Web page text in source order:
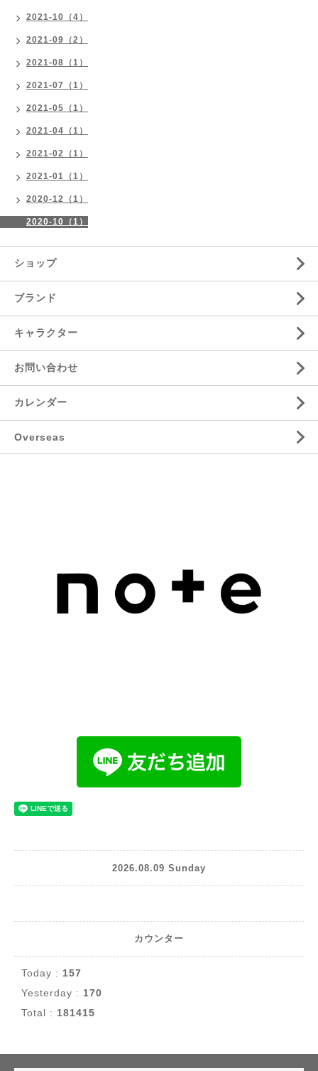
2021-10（4）
2021-09（2）
2021-08（1）
2021-07（1）
2021-05（1）
2021-04（1）
2021-02（1）
2021-01（1）
2020-12（1）
2020-10（1）
ショップ
ブランド
キャラクター
お問い合わせ
カレンダー
Overseas
2026.08.09 Sunday
カウンター
Today : 157
Yesterday : 170
Total : 181415